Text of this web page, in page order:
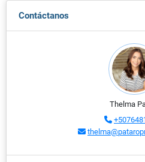
Contáctanos
Thelma